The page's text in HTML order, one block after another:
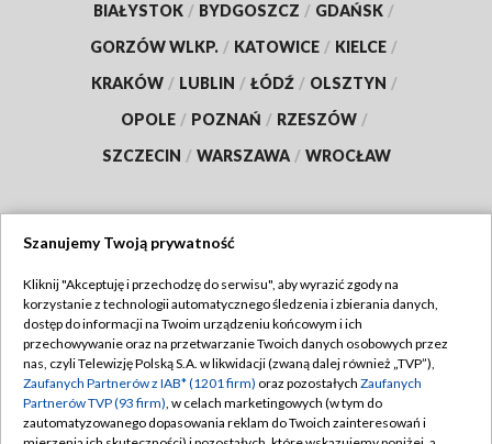
BIAŁYSTOK / BYDGOSZCZ / GDAŃSK /
GORZÓW WLKP. / KATOWICE / KIELCE /
KRAKÓW / LUBLIN / ŁÓDŹ / OLSZTYN /
OPOLE / POZNAŃ / RZESZÓW /
SZCZECIN / WARSZAWA / WROCŁAW
TVP
Abonament TVP
Emisja w TVP
Centrum informacji TVP
Regulamin TVP
Polityka prywatności
Moje zgody
Szanujemy Twoją prywatność
Kliknij "Akceptuję i przechodzę do serwisu", aby wyrazić zgody na
korzystanie z technologii automatycznego śledzenia i zbierania danych,
dostęp do informacji na Twoim urządzeniu końcowym i ich
przechowywanie oraz na przetwarzanie Twoich danych osobowych przez
nas, czyli Telewizję Polską S.A. w likwidacji (zwaną dalej również „TVP”),
Zaufanych Partnerów z IAB* (1201 firm) oraz pozostałych Zaufanych
Partnerów TVP (93 firm), w celach marketingowych (w tym do
zautomatyzowanego dopasowania reklam do Twoich zainteresowań i